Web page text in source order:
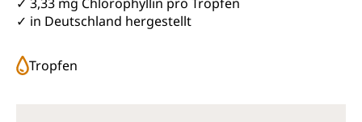
✓ in Deutschland hergestellt
Tropfen